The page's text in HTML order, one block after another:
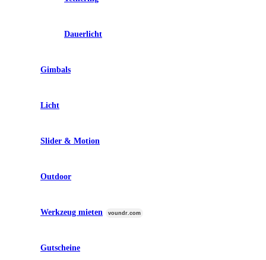
Dauerlicht
Gimbals
Licht
Slider & Motion
Outdoor
Werkzeug mieten voundr.com
Gutscheine